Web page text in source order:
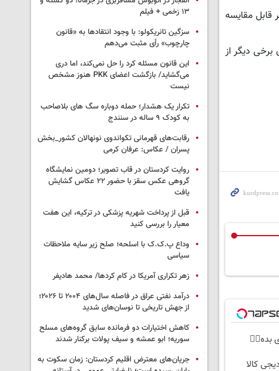
قابل مقایسه
دیگر از
کالا
۱۳ زخمی + فیلم
سزگین تانریکولو: با وجود انتقادها به «قانون
چارچوب» رأی مثبت می‌دهم
این قانون مسئله کرد را حل نمی‌کند، اما دری
می‌گشاید/ بازگشت اعضای PKK هنوز مشخص
نیست
تکرار یک هشدار؛ حمله دوباره سگ های بلاصاحب
به کودک ۹ ساله در سنندج
رقابت‌های قهرمانی تکواندوی نونهالان کشور_بخش
پسران / عکاس: عرفان کرمی
روایت کردستان در قاب تصویر؛ دومین نمایشگاه
گروهی عکس سقز با حضور ۲۲ عکاس گشایش
یافت
قبل از پرداخت شهریه پزشکی در ترکیه، این هفت
معیار را بررسی کنید
وداع پ.ک.ک با اسلحه؛ صلح زیر سایه ملاحظات
سیاسی
زهر تکراری آمریکا در کام کردها/ محمد هادیفر
درآمد نفتی عراق در فاصله سال‌های ۲۰۰۴ تا ۲۰۲۶؛
از جهش تاریخی تا نوسان‌های شدید
کاهش اختیارات دو فرمانده سابق گروه‌های مسلح
سوریه؛ ابو عمشه و سیف پولات برکنار شدند
جریان‌های معترض اقلیم کردستان: زمان سکوت به